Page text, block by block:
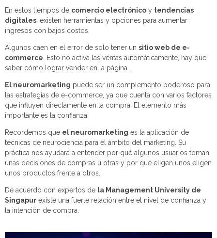
En estos tiempos de comercio electrónico y tendencias
digitales , existen herramientas y opciones para aumentar
ingresos con bajos costos.
Algunos caen en el error de solo tener un sitio web de e-
commerce . Esto no activa las ventas automáticamente, hay que
saber cómo lograr vender en la página.
El neuromarketing puede ser un complemento poderoso para
las estrategias de e-commerce, ya que cuenta con varios factores
que influyen directamente en la compra. El elemento más
importante es la confianza.
Recordemos que el neuromarketing es la aplicación de
técnicas de neurociencia para el ámbito del marketing. Su
práctica nos ayudará a entender por qué algunos usuarios toman
unas decisiones de compras u otras y por qué eligen unos eligen
unos productos frente a otros.
De acuerdo con expertos de la Management University de
Singapur existe una fuerte relación entre el nivel de confianza y
la intención de compra.